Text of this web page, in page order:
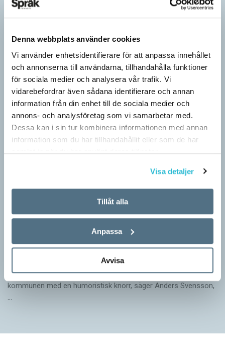
Denna webbplats använder cookies
Vi använder enhetsidentifierare för att anpassa innehållet
och annonserna till användarna, tillhandahålla funktioner
för sociala medier och analysera vår trafik. Vi
vidarebefordrar även sådana identifierare och annan
information från din enhet till de sociala medier och
annons- och analysföretag som vi samarbetar med.
Dessa kan i sin tur kombinera informationen med annan
information som du har tillhandahållit eller som de har
samlat in när du har använt deras tjänster.
Visa detaljer
Tillåt alla
Anpassa
Avvisa
Pressmeddelande: Hjovisst älskar vi
SPRÅKBLOGGEN
– Vinnarna visar att lyckade ordvitsar alltid går hem. En bra
kommunslogan kombinerar ett träffsäkert budskap om
kommunen med en humoristisk knorr, säger Anders Svensson,
…